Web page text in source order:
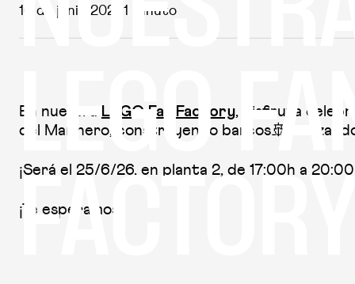
LEGO
16 de junio 2026 1 minuto
En nuestra LEGO Fan Factory, disfruta
del Marinero, construyendo barcos🚢
¡Será el 25/6/26, en planta 2, de 17:00h a
¡Te esperamos!